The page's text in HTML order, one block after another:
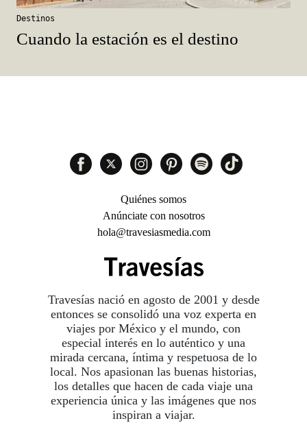
Destinos
Cuando la estación es el destino
Travesías nació en agosto de 2001 y desde
entonces se consolidó una voz experta en
viajes por México y el mundo, con
especial interés en lo auténtico y una
mirada cercana, íntima y respetuosa de lo
local. Nos apasionan las buenas historias,
los detalles que hacen de cada viaje una
experiencia única y las imágenes que nos
inspiran a viajar.
Quiénes somos
Anúnciate con nosotros
hola@travesiasmedia.com